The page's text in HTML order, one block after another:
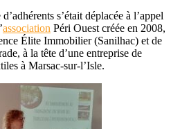
s’était déplacée à l’appel
association Péri Ouest créée en 2008,
Élite Immobilier (Sanilhac) et de
à la tête d’une entreprise de
à Marsac-sur-l’Isle.